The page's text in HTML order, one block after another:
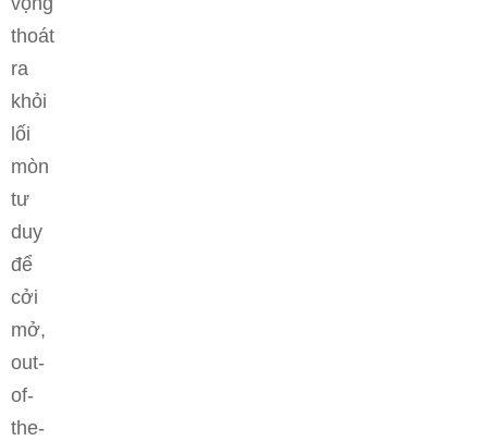
thoát
ra
khỏi
lối
mòn
tư
duy
để
cởi
mở,
out-
of-
the-